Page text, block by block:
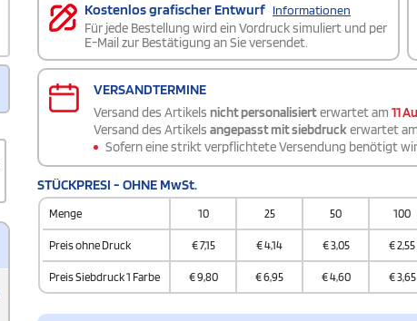
Kostenlos grafischer Entwurf Informationen
Für jede Bestellung wird ein Vordruck simuliert und per
E-Mail zur Bestätigung an Sie versendet.
VERSANDTERMINE
Versand des Artikels nicht personalisierterwartet am 11
Versand des Artikels angepasst mit siebdruckerwartet
Sofern eine strikt verpflichtete Versendung benötigt
STÜCKPRESI - OHNE MwSt.
Menge 10 25 50 100
Preis ohne Druck €7,15 €4,14 €3,05 €2,55
Preis Siebdruck 1 Farbe €9,80 €6,95 €4,60 €3,65